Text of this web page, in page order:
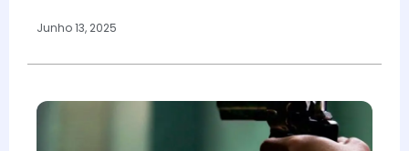
Junho 13, 2025